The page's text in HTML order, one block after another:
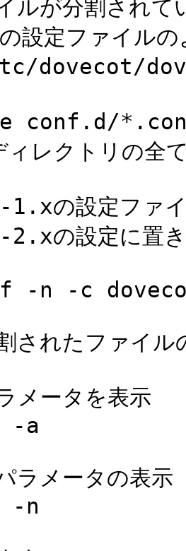
ルが分割されて
設定ファイル
dovecot/
conf.d/*.conf
レクトリの全
の設定ファイ
の設定に置き
-n -c
されたファイ
メータを表示
-a
ラメータの表示
-n